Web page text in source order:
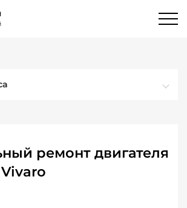
ремонт двигателя